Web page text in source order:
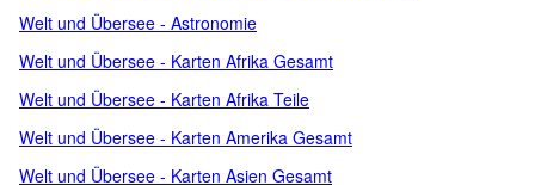
Welt und Übersee - Astronomie
Welt und Übersee - Karten Afrika Gesamt
Welt und Übersee - Karten Afrika Teile
Welt und Übersee - Karten Amerika Gesamt
Welt und Übersee - Karten Asien Gesamt